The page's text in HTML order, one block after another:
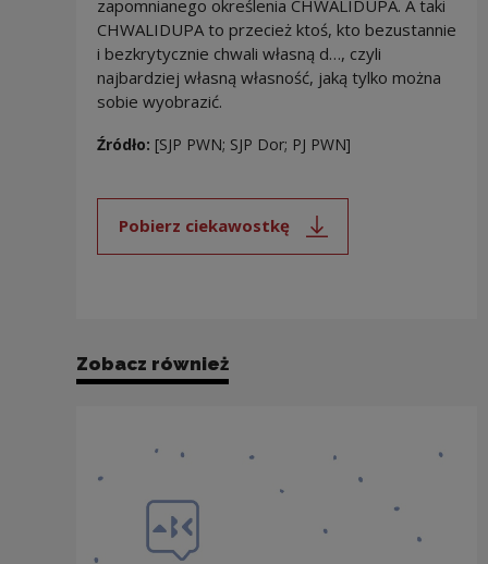
zapomnianego określenia CHWALIDUPA. A taki
CHWALIDUPA to przecież ktoś, kto bezustannie
i bezkrytycznie chwali własną d…, czyli
najbardziej własną własność, jaką tylko można
sobie wyobrazić.
Źródło: [SJP PWN; SJP Dor; PJ PWN]
Pobierz ciekawostkę
Uwaga, link zostanie otwarty
Zobacz również